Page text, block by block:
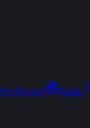
Portföyüm Radar